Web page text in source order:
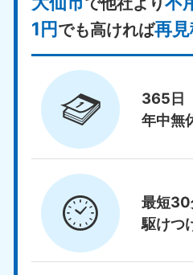
1円でも高ければ再
365日
年中無
最短30
駆けつ